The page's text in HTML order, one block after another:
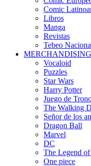
Comic
Libros
Manga
Revistas
Tebeo
MERCHANDISING
Vocaloid
Puzzles
Star Wars
Harry Potter
Juego de
The Walking
Señor de los
Dragon Ball
Marvel
DC
The Legend
One piece